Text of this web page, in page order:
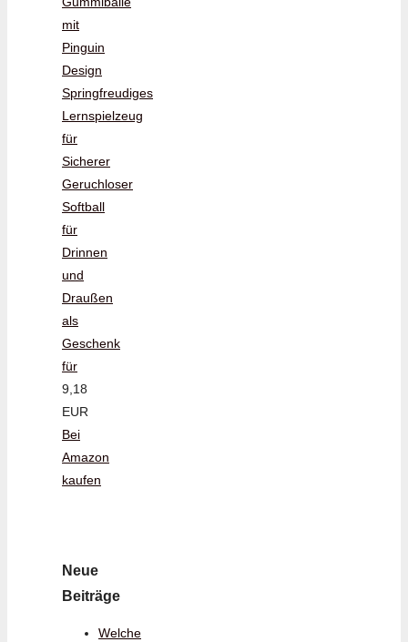
mit
Pinguin
Design
Springfreudiges
Lernspielzeug
für
Sicherer
Geruchloser
Softball
für
Drinnen
und
Draußen
als
Geschenk
für
9,18
EUR
Bei
Amazon
kaufen
Neue
Beiträge
Welche